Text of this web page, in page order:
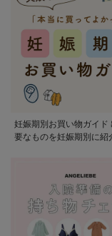
妊娠期別お買い物ガイド
要なものを妊娠期別に紹